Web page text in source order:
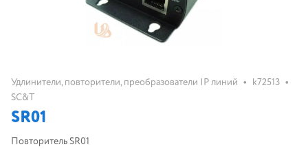
Удлинители, повторители, преобразователи IP линий • k72513 •
SC&T
SR01
Повторитель SR01